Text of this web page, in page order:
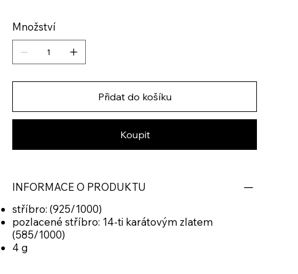
Množství
Přidat do košíku
Koupit
INFORMACE O PRODUKTU
stříbro: (925/1000)
pozlacené stříbro: 14-ti karátovým zlatem
(585/1000)
4 g